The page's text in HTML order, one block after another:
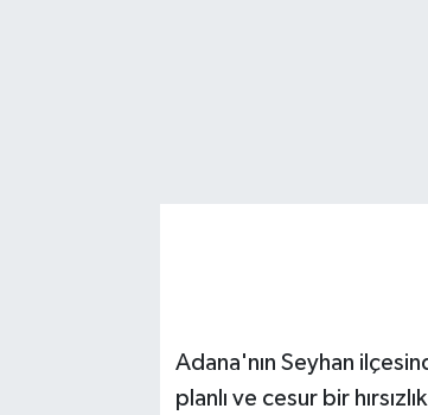
Adana'nın Seyhan
planlı ve cesur bir